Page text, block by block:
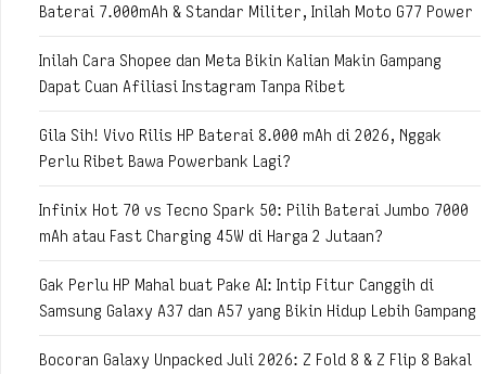
Baterai 7.000mAh & Standar Militer, Inilah Moto G77 Power
Inilah Cara Shopee dan Meta Bikin Kalian Makin Gampang
Dapat Cuan Afiliasi Instagram Tanpa Ribet
Gila Sih! Vivo Rilis HP Baterai 8.000 mAh di 2026, Nggak
Perlu Ribet Bawa Powerbank Lagi?
Infinix Hot 70 vs Tecno Spark 50: Pilih Baterai Jumbo 7000
mAh atau Fast Charging 45W di Harga 2 Jutaan?
Gak Perlu HP Mahal buat Pake AI: Intip Fitur Canggih di
Samsung Galaxy A37 dan A57 yang Bikin Hidup Lebih Gampang
Bocoran Galaxy Unpacked Juli 2026: Z Fold 8 & Z Flip 8 Bakal